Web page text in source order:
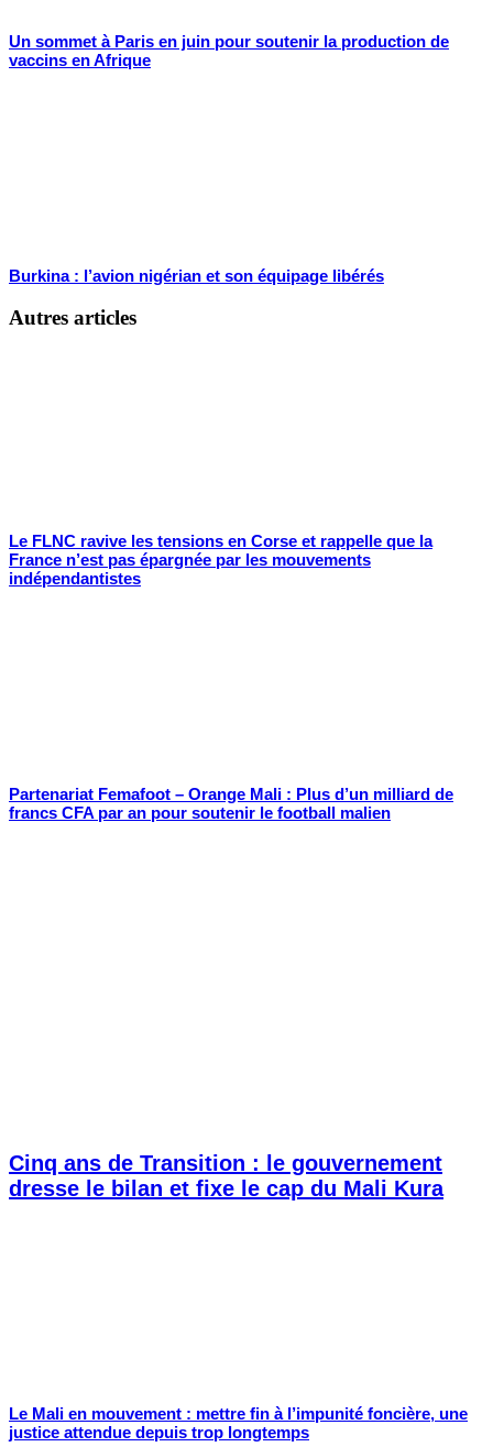
Un sommet à Paris en juin pour soutenir la production de
vaccins en Afrique
Burkina : l’avion nigérian et son équipage libérés
Autres articles
Le FLNC ravive les tensions en Corse et rappelle que la
France n’est pas épargnée par les mouvements
indépendantistes
Partenariat Femafoot – Orange Mali : Plus d’un milliard de
francs CFA par an pour soutenir le football malien
Cinq ans de Transition : le gouvernement
dresse le bilan et fixe le cap du Mali Kura
Le Mali en mouvement : mettre fin à l’impunité foncière, une
justice attendue depuis trop longtemps